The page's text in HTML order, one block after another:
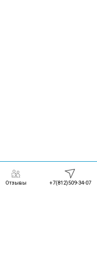
Отзывы +7(812)509-34-07